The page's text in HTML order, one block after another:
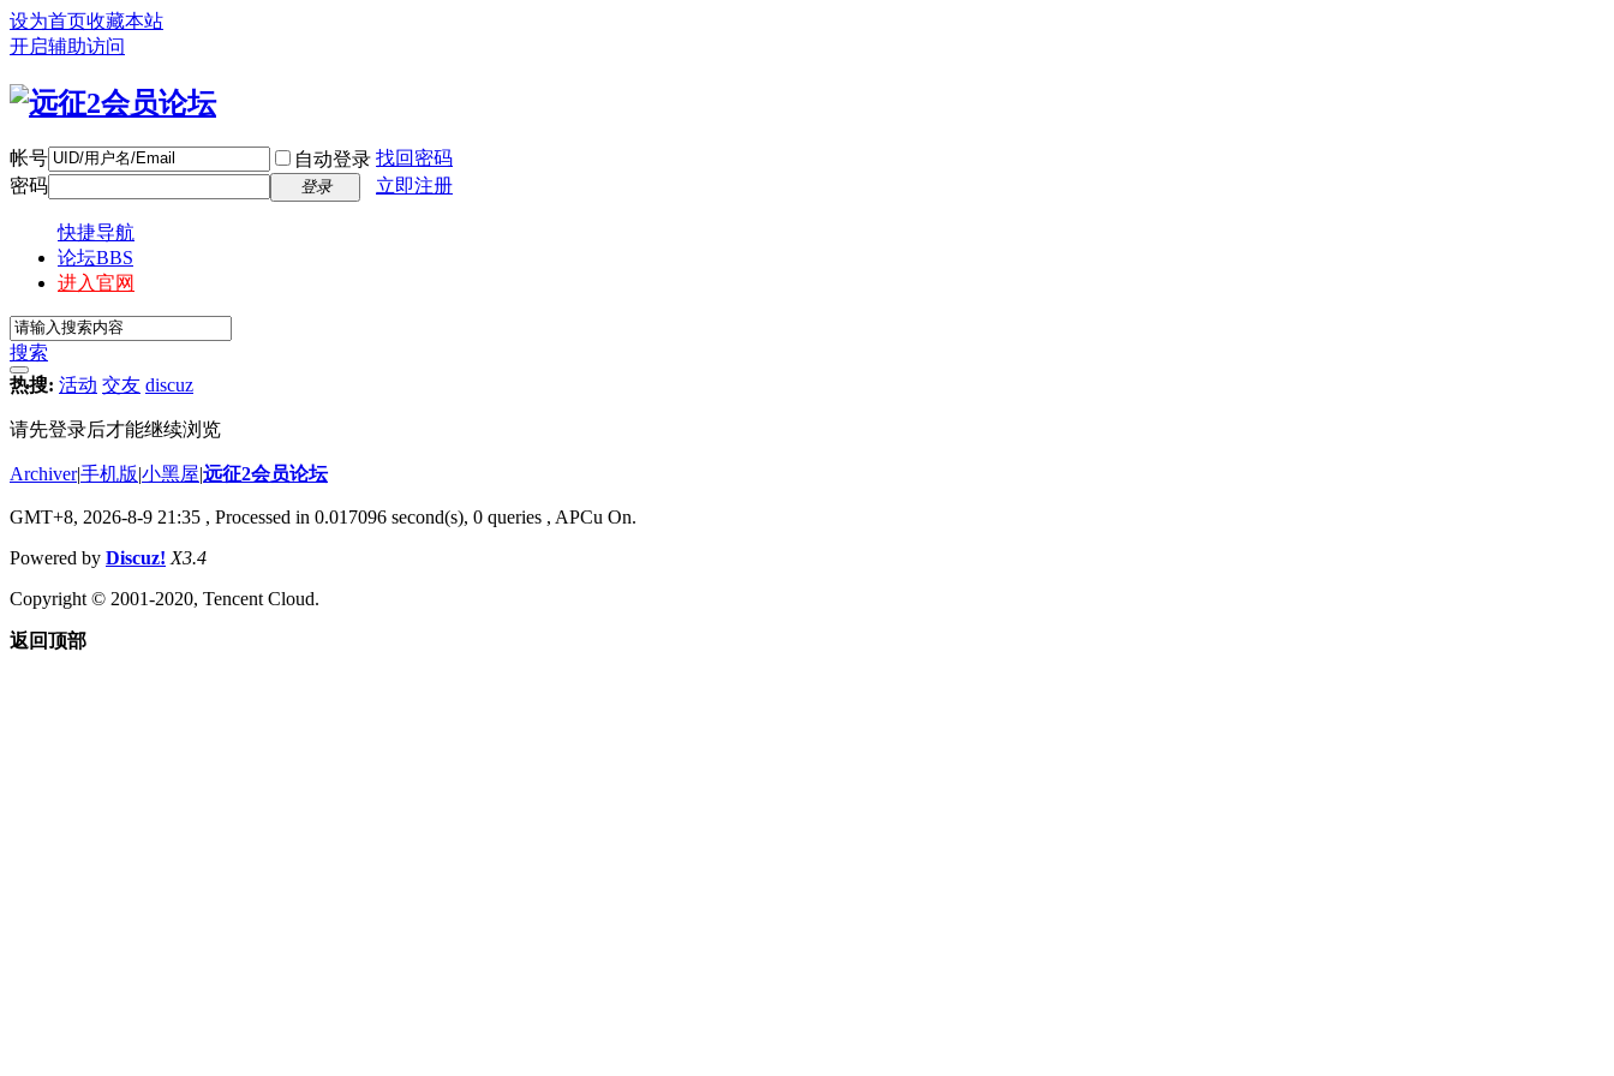
设为首页收藏本站
开启辅助访问
帐号 自动登录 找回密码
密码
登录 立即注册
快捷导航
论坛BBS
进入官网
搜索
热搜: 活动 交友 discuz
请先登录后才能继续浏览
Archiver|手机版|小黑屋|远征2会员论坛
GMT+8, 2026-8-9 21:35 , Processed in 0.017096 second(s), 0 queries , APCu On.
Powered by Discuz! X3.4
Copyright © 2001-2020, Tencent Cloud.
返回顶部